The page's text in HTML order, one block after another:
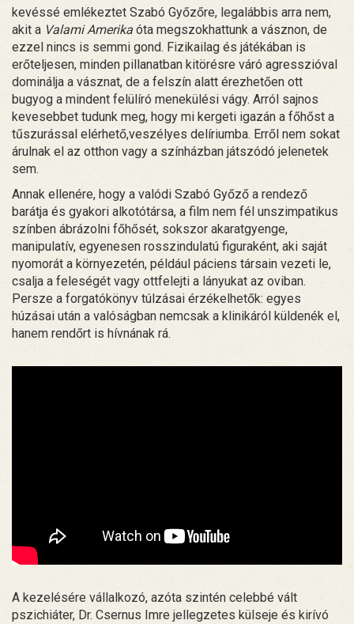
kevéssé emlékeztet Szabó Győzőre, legalábbis arra nem,
akit a Valami Amerika óta megszokhattunk a vásznon, de
ezzel nincs is semmi gond. Fizikailag és játékában is
erőteljesen, minden pillanatban kitörésre váró agresszióval
dominálja a vásznat, de a felszín alatt érezhetően ott
bugyog a mindent felülíró menekülési vágy. Arról sajnos
kevesebbet tudunk meg, hogy mi kergeti igazán a főhőst a
tűszurással elérhető,veszélyes delíriumba. Erről nem sokat
árulnak el az otthon vagy a színházban játszódó jelenetek
sem.
Annak ellenére, hogy a valódi Szabó Győző a rendező
barátja és gyakori alkotótársa, a film nem fél unszimpatikus
színben ábrázolni főhősét, sokszor akaratgyenge,
manipulatív, egyenesen rosszindulatú figuraként, aki saját
nyomorát a környezetén, például páciens társain vezeti le,
csalja a feleségét vagy ottfelejti a lányukat az oviban.
Persze a forgatókönyv túlzásai érzékelhetők: egyes
húzásai után a valóságban nemcsak a klinikáról küldenék el,
hanem rendőrt is hívnának rá.
A kezelésére vállalkozó, azóta szintén celebbé vált
pszichiáter, Dr. Csernus Imre jellegzetes külseje és kirívó